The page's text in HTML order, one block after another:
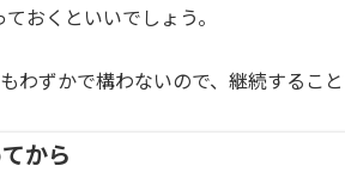
おくといいでしょう。
わずかで構わないので、継続すること
から